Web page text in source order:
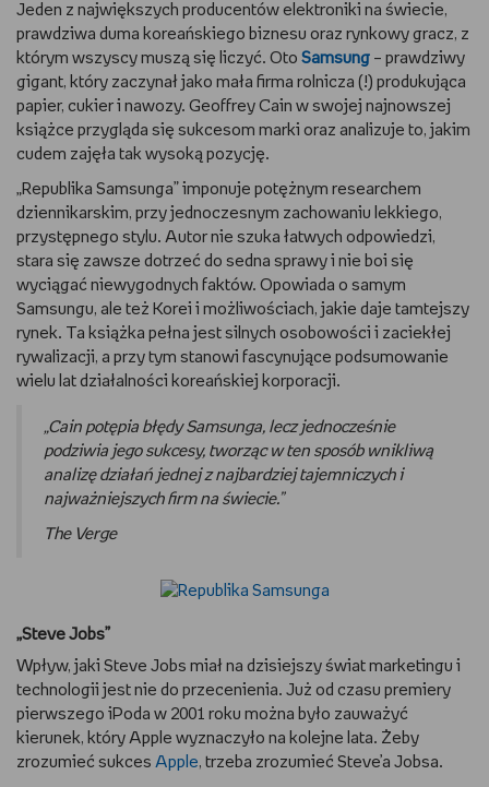
Jeden z największych producentów elektroniki na świecie,
prawdziwa duma koreańskiego biznesu oraz rynkowy gracz, z
którym wszyscy muszą się liczyć. Oto Samsung – prawdziwy
gigant, który zaczynał jako mała firma rolnicza (!) produkująca
papier, cukier i nawozy. Geoffrey Cain w swojej najnowszej
książce przygląda się sukcesom marki oraz analizuje to, jakim
cudem zajęła tak wysoką pozycję.
„Republika Samsunga” imponuje potężnym researchem
dziennikarskim, przy jednoczesnym zachowaniu lekkiego,
przystępnego stylu. Autor nie szuka łatwych odpowiedzi,
stara się zawsze dotrzeć do sedna sprawy i nie boi się
wyciągać niewygodnych faktów. Opowiada o samym
Samsungu, ale też Korei i możliwościach, jakie daje tamtejszy
rynek. Ta książka pełna jest silnych osobowości i zaciekłej
rywalizacji, a przy tym stanowi fascynujące podsumowanie
wielu lat działalności koreańskiej korporacji.
„Cain potępia błędy Samsunga, lecz jednocześnie
podziwia jego sukcesy, tworząc w ten sposób wnikliwą
analizę działań jednej z najbardziej tajemniczych i
najważniejszych firm na świecie.”
The Verge
„Steve Jobs”
Wpływ, jaki Steve Jobs miał na dzisiejszy świat marketingu i
technologii jest nie do przecenienia. Już od czasu premiery
pierwszego iPoda w 2001 roku można było zauważyć
kierunek, który Apple wyznaczyło na kolejne lata. Żeby
zrozumieć sukces Apple, trzeba zrozumieć Steve’a Jobsa.